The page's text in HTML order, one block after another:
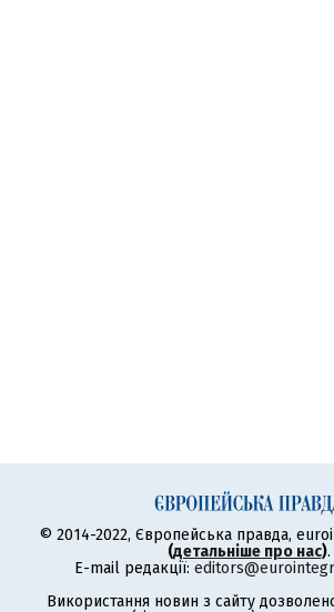
© 2014-2022, Європейська правда,
(детальніше про нас).
E-mail редакції:
Використання новин з сайту